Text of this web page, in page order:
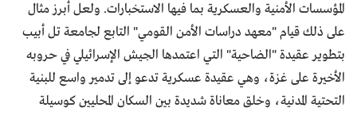
المؤسسات الأمنية والعسكرية بما فيها الاستخبارات. ولعل أبرز مثال
على ذلك قيام "معهد دراسات الأمن القومي" التابع لجامعة تل أبيب
بتطوير عقيدة "الضاحية" التي اعتمدها الجيش الإسرائيلي في حروبه
الأخيرة على غزة، وهي عقيدة عسكرية تدعو إلى تدمير واسع للبنية
التحتية المدنية، وخلق معاناة شديدة بين السكان المحليين كوسيلة